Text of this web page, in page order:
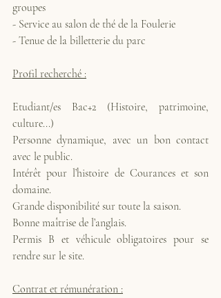
groupes
- Service au salon de thé de la Foulerie
- Tenue de la billetterie du parc
Profil recherché :
Etudiant/es Bac+2 (Histoire, patrimoine,
culture...)
Personne dynamique, avec un bon contact
avec le public.
Intérêt pour l’histoire de Courances et son
domaine.
Grande disponibilité sur toute la saison.
Bonne maîtrise de l’anglais.
Permis B et véhicule obligatoires pour se
rendre sur le site.
Contrat et rémunération :